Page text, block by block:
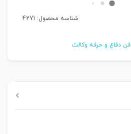
شناسه محصول: 4271
فن دفاع و حرفه وکالت